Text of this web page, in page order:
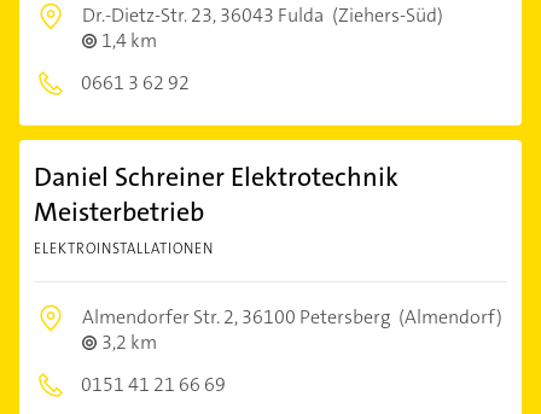
Dr.-Dietz-Str. 23,36043 Fulda (Ziehers-Süd)
1,4 km
0661 3 62 92
Daniel Schreiner Elektrotechnik
Meisterbetrieb
ELEKTROINSTALLATIONEN
Almendorfer Str. 2,36100 Petersberg (Almendorf)
3,2 km
0151 41 21 66 69